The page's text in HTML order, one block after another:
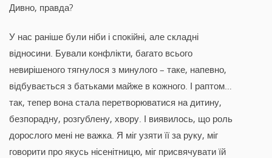
Дивно, правда?
У нас раніше були ніби і спокійні, але складні
відносини. Бували конфлікти, багато всього
невирішеного тягнулося з минулого – таке, напевно,
відбувається з батьками майже в кожного. І раптом…
так, тепер вона стала перетворюватися на дитину,
безпорадну, розгублену, хвору. І виявилось, що роль
дорослого мені не важка. Я міг узяти її за руку, міг
говорити про якусь нісенітницю, міг присвячувати їй